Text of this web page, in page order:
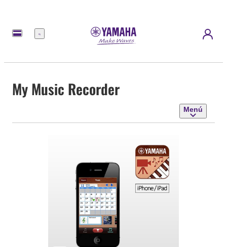
Menú
My Music Recorder
Menú